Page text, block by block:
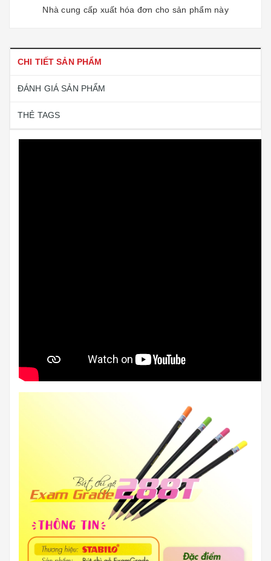
Nhà cung cấp xuất hóa đơn cho sản phẩm này
CHI TIẾT SẢN PHẨM
ĐÁNH GIÁ SẢN PHẨM
THẺ TAGS